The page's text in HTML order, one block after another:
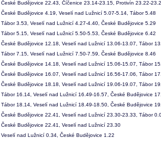
České Budějovice 22.43, Číčenice 23.14-23.15, Protivín 23.22-
České Budějovice 4.19, Veselí nad Lužnicí 5.07-5.14, Tábor 5.48
Tábor 3.53, Veselí nad Lužnicí 4.27-4.40, České Budějovice 5.29
Tábor 5.15, Veselí nad Lužnicí 5.50-5.53, České Budějovice 6.42
České Budějovice 12.18, Veselí nad Lužnicí 13.06-13.07, Tábor
Tábor 7.15, Veselí nad Lužnicí 7.50-7.59, České Budějovice 8.46
České Budějovice 14.18, Veselí nad Lužnicí 15.06-15.07, Tábor
České Budějovice 16.07, Veselí nad Lužnicí 16.56-17.06, Tábor
České Budějovice 18.18, Veselí nad Lužnicí 19.06-19.07, Tábor
Tábor 16.14, Veselí nad Lužnicí 16.49-16.57, České Budějovice
Tábor 18.14, Veselí nad Lužnicí 18.49-18.50, České Budějovice
České Budějovice 22.41, Veselí nad Lužnicí 23.30-23.33, Tábor
České Budějovice 22.41, Veselí nad Lužnicí 23.30
Veselí nad Lužnicí 0.34, České Budějovice 1.22